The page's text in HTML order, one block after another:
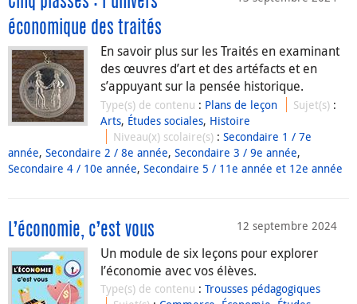
économique des traités
En savoir plus sur les Traités en examinant
des œuvres d’art et des artéfacts et en
s’appuyant sur la pensée historique.
Type(s) de contenu : Plans de leçon Sujet(s) :
Arts, Études sociales, Histoire
Niveau(x) scolaire(s) :Secondaire 1 / 7e
année, Secondaire 2 / 8e année, Secondaire 3 / 9e année,
Secondaire 4 / 10e année, Secondaire 5 / 11e année et 12e année
12 septembre 2024
L’économie, c’est vous
Un module de six leçons pour explorer
l’économie avec vos élèves.
Type(s) de contenu : Trousses pédagogiques